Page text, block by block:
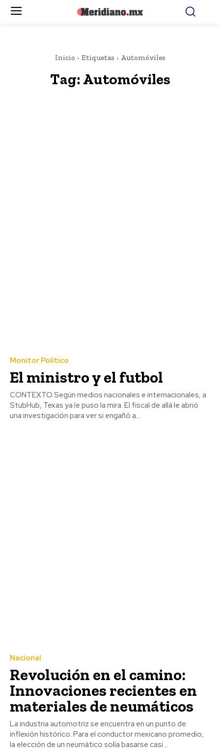
Inicio Etiquetas Automóviles
Tag: Automóviles
Monitor Político
El ministro y el futbol
CONTEXTO Según medios nacionales e internacionales, a
StubHub, Texas ya le puso la mira. El fiscal de allá le abrió
una investigación para ver si engañó a...
Nacional
Revolución en el camino:
Innovaciones recientes en
materiales de neumáticos
La industria automotriz se encuentra en un punto de
inflexión histórico. Para el conductor mexicano promedio,
la elección de un neumático solía basarse casi...